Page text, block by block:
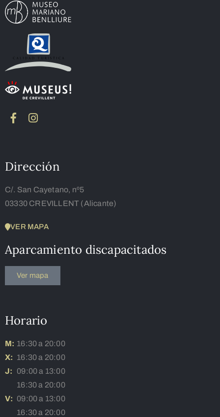
Dirección
C/. San Cayetano, nº5
03330 CREVILLENT (Alicante)
VER MAPA
Aparcamiento discapacitados
Ver mapa
Horario
M: 16:30 a 20:00
X: 16:30 a 20:00
J:
09:00 a 13:00
16:30 a 20:00
V: 09:00 a 13:00
16:30 a 20:00